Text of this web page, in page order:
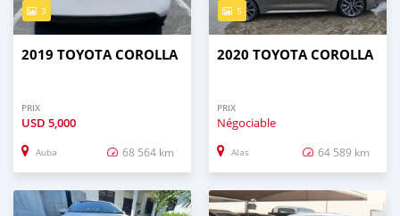
3
2019 TOYOTA COROLLA
PRIX
USD 5,000
Auba 68 564 km
5
2020 TOYOTA COROLLA
PRIX
Négociable
Alas 64 589 km